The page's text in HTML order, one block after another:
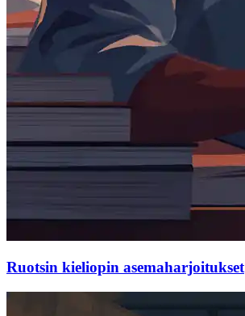
Ruotsin kieliopin asemaharjoitukset